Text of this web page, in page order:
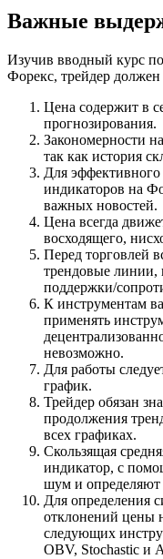
Важные
Изучив вводный курс
Форекс, трейдер должен
Цена содержит в
прогнозирования.
Закономерности
так как история
Для эффективного
индикаторов на
важных новостей.
Цена всегда
восходящего,
Перед торговлей
трендовые линии,
поддержки/
К инструментам
применять
невозможно.
Для работы
график.
Трейдер обязан
продолжения
всех графиках.
Скользящая
индикатор, с
шум и определяют
Для определения
отклонений цены
следующих
OBV, Stochastic и